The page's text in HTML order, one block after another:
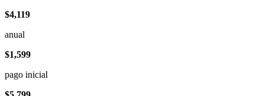
$4,119
anual
$1,599
pago inicial